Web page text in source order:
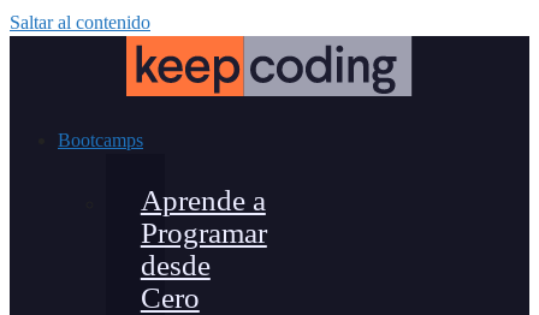
Saltar al contenido
Bootcamps
Aprende a
Programar
desde
Cero